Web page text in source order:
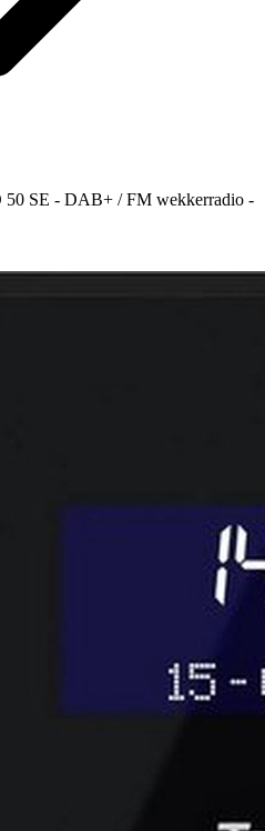
SE - DAB+ / FM wekkerradio -